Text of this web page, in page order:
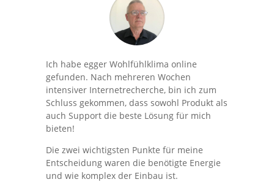
Ich habe egger Wohlfühlklima online
gefunden. Nach mehreren Wochen
intensiver Internetrecherche, bin ich zum
Schluss gekommen, dass sowohl Produkt als
auch Support die beste Lösung für mich
bieten!
Die zwei wichtigsten Punkte für meine
Entscheidung waren die benötigte Energie
und wie komplex der Einbau ist.